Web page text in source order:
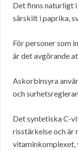
Det finns naturligt
särskilt i paprika,
För personer som
är det avgörande
Askorbinsyra
och
Det syntetiska C-
risstärkelse och är
vitaminkomplexet,